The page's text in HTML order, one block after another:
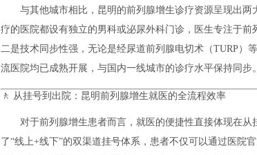
与其他城市相比，昆明的前列腺增生诊疗资源呈现出
疗的医院都设有独立的男科或泌尿外科门诊，医生专注于前
二是技术同步性强，无论是经尿道前列腺电切术（TURP）
流医院均已成熟开展，与国内一线城市的诊疗水平保持同步。
🚶 从挂号到出院：昆明前列腺增生就医的全流程效率
对于前列腺增生患者而言，就医的便捷性直接体现在
了“线上+线下”的双渠道挂号体系，患者不仅可以通过医院